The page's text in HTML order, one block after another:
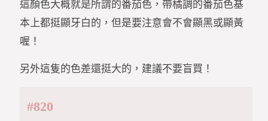
這顏色大概就是所謂的番茄色，帶橘調的番茄色基
本上都挺顯牙白的，但是要注意會不會顯黑或顯黃
喔！
另外這隻的色差還挺大的，建議不要盲買！
#820